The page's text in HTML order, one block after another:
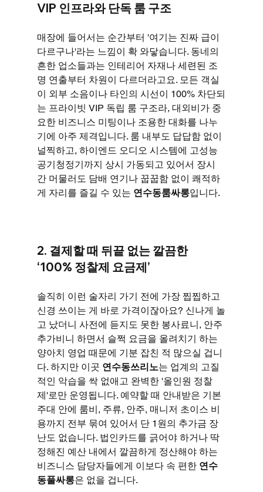
VIP 인프라와 단독 룸 구조
매장에 들어서는 순간부터 '여기는 진짜 급이
다르구나'라는 느낌이 확 와닿습니다. 동네의
흔한 업소들과는 인테리어 자재나 세련된 조
명 연출부터 차원이 다르더라고요. 모든 객실
이 외부 소음이나 타인의 시선이 100% 차단되
는 프라이빗 VIP 독립 룸 구조라, 대외비가 중
요한 비즈니스 미팅이나 조용한 대화를 나누
기에 아주 제격입니다. 룸 내부도 답답함 없이
널찍하고, 하이엔드 오디오 시스템에 고성능
공기청정기까지 상시 가동되고 있어서 장시
간 머물러도 담배 연기나 꿉꿉함 없이 쾌적하
게 자리를 즐길 수 있는 연수동룸싸롱입니다.
2. 결제할 때 뒤끝 없는 깔끔한
‘100% 정찰제 요금제’
솔직히 이런 술자리 가기 전에 가장 찝찝하고
신경 쓰이는 게 바로 가격이잖아요? 신나게 놀
고 났더니 사전에 듣지도 못한 봉사료니, 안주
추가비니 하면서 슬쩍 요금을 올려치기 하는
양아치 영업 때문에 기분 잡친 적 많으실 겁니
다. 하지만 이곳 연수동쓰리노는 업계의 고질
적인 악습을 싹 없애고 완벽한 '올인원 정찰
제'로만 운영됩니다. 예약할 때 안내받은 기본
주대 안에 룸비, 주류, 안주, 매니저 초이스 비
용까지 전부 묶여 있어서 단 1원의 추가금 장
난도 없습니다. 법인카드를 긁어야 하거나 딱
정해진 예산 내에서 깔끔하게 정산해야 하는
비즈니스 담당자들에게 이보다 속 편한 연수
동풀싸롱은 없을 겁니다.